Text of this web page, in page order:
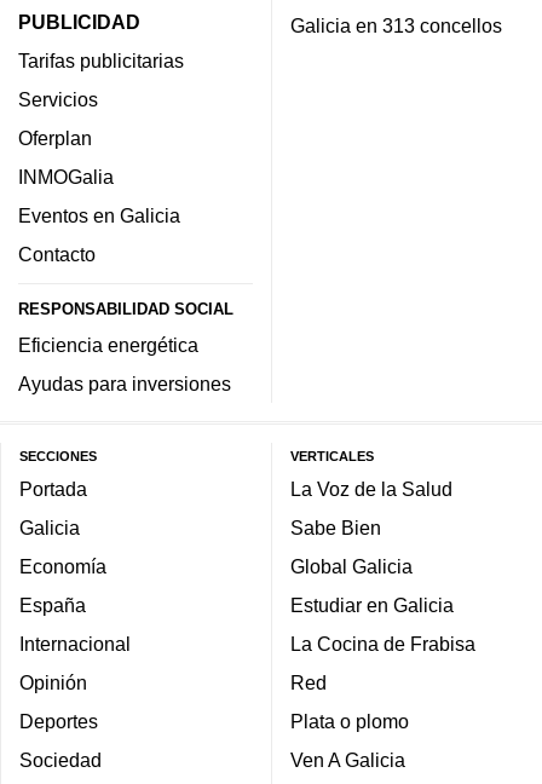
PUBLICIDAD
Tarifas publicitarias
Servicios
Oferplan
INMOGalia
Eventos en Galicia
Contacto
RESPONSABILIDAD SOCIAL
Eficiencia energética
Ayudas para inversiones
Galicia en 313 concellos
SECCIONES
Portada
Galicia
Economía
España
Internacional
Opinión
Deportes
Sociedad
VERTICALES
La Voz de la Salud
Sabe Bien
Global Galicia
Estudiar en Galicia
La Cocina de Frabisa
Red
Plata o plomo
Ven A Galicia